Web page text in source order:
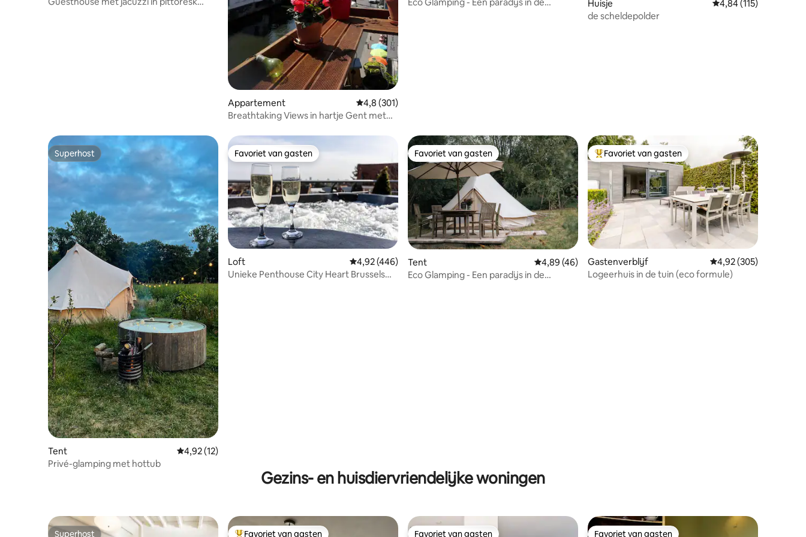
Appartement Gemiddelde beoordeling van 4,8 uit 5, 301 recensies
4,8 (301)
Breathtaking Views in hartje Gent met
Huisje Gemiddelde
4,84 (115)
de scheldepolder
Superhost
Superhost
Tent Gemiddelde beoordeling van 4,92 uit 5, 12 recensies
4,92 (12)
Privé-glamping met hottub
Favoriet van gasten
Favoriet van gasten
Loft Gemiddelde beoordeling van 4,92 uit 5, 446 recensies
4,92 (446)
Unieke Penthouse City Heart Brussels
Favoriet van gasten
Favoriet van gasten
Tent Gemiddelde beoordeling van 4,89 uit 5, 46 recensies
4,89 (46)
Eco Glamping - Een paradijs in de
Topfavoriet van gasten
Favoriet van gasten
Gastenverblijf Gemiddelde
4,92 (305)
Logeerhuis in de tuin (eco formule)
Gezins- en huisdiervriendelijke woningen
Superhost Favoriet van gasten Favoriet van gasten Favoriet van gasten